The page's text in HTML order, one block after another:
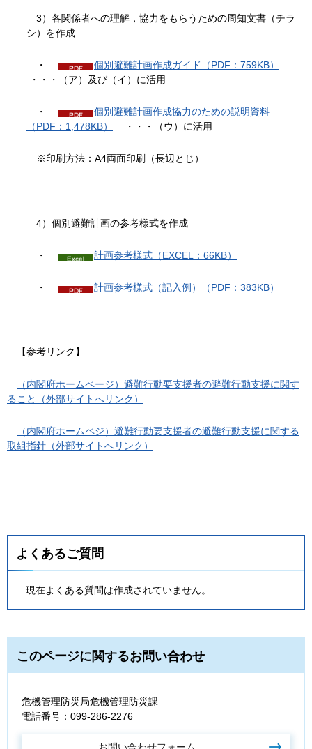
3）各関係者への理解，協力をもらうための周知文書（チラ
シ）を作成
・
個別避難計画作成ガイド（PDF：759KB）
・・・（ア）及び（イ）に活用
・
個別避難計画作成協力のための説明資料
（PDF：1,478KB）
・・・（ウ）に活用
※印刷方法：A4両面印刷（長辺とじ）
4）個別避難計画の参考様式を作成
・ 計画参考様式（EXCEL：66KB）
・ 計画参考様式（記入例）（PDF：383KB）
【参考リンク】
（内閣府ホームページ）避難行動要支援者の避難行動支援に関す
ること（外部サイトへリンク）
（内閣府ホームペジ）避難行動要支援者の避難行動支援に関する
取組指針（外部サイトへリンク）
よくあるご質問
現在よくある質問は作成されていません。
このページに関するお問い合わせ
危機管理防災局危機管理防災課
電話番号：099-286-2276